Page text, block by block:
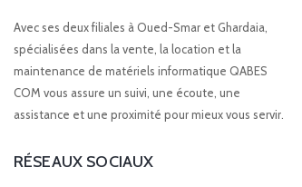
Avec ses deux filiales à Oued-Smar et Ghardaia,
spécialisées dans la vente, la location et la
maintenance de matériels informatique QABES
COM vous assure un suivi, une écoute, une
assistance et une proximité pour mieux vous servir.
RÉSEAUX SOCIAUX